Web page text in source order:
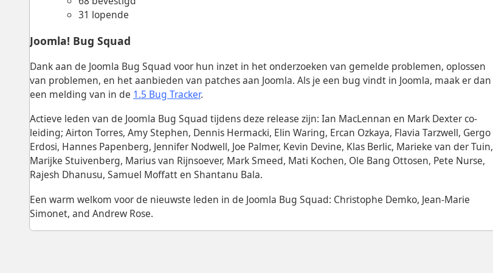
31 lopende
Joomla! Bug Squad
Dank aan de Joomla Bug Squad voor hun inzet in het onderzoeken van gemelde problemen, oplossen
van problemen, en het aanbieden van patches aan Joomla. Als je een bug vindt in Joomla, maak er dan
een melding van in de 1.5 Bug Tracker.
Actieve leden van de Joomla Bug Squad tijdens deze release zijn: Ian MacLennan en Mark Dexter co-
leiding; Airton Torres, Amy Stephen, Dennis Hermacki, Elin Waring, Ercan Ozkaya, Flavia Tarzwell, Gergo
Erdosi, Hannes Papenberg, Jennifer Nodwell, Joe Palmer, Kevin Devine, Klas Berlic, Marieke van der Tuin,
Marijke Stuivenberg, Marius van Rijnsoever, Mark Smeed, Mati Kochen, Ole Bang Ottosen, Pete Nurse,
Rajesh Dhanusu, Samuel Moffatt en Shantanu Bala.
Een warm welkom voor de nieuwste leden in de Joomla Bug Squad: Christophe Demko, Jean-Marie
Simonet, and Andrew Rose.